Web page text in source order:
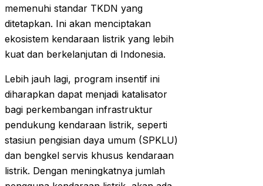
memenuhi standar TKDN yang
ditetapkan. Ini akan menciptakan
ekosistem kendaraan listrik yang lebih
kuat dan berkelanjutan di Indonesia.
Lebih jauh lagi, program insentif ini
diharapkan dapat menjadi katalisator
bagi perkembangan infrastruktur
pendukung kendaraan listrik, seperti
stasiun pengisian daya umum (SPKLU)
dan bengkel servis khusus kendaraan
listrik. Dengan meningkatnya jumlah